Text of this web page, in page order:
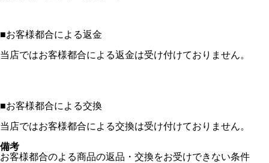
■お客様都合による返金
当店ではお客様都合による返金は受け付けておりません。
■お客様都合による交換
当店ではお客様都合による交換は受け付けておりません。
備考
お客様都合のよる商品の返品・交換をお受けできない条件